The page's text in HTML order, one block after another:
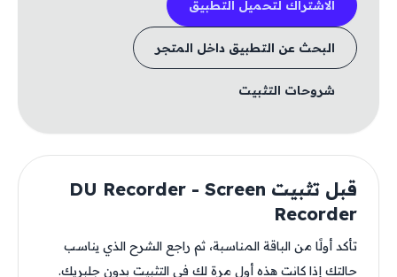
الاشتراك لتحميل التطبيق
البحث عن التطبيق داخل المتجر
شروحات التثبيت
قبل تثبيت DU Recorder - Screen
Recorder
تأكد أولًا من الباقة المناسبة، ثم راجع الشرح الذي يناسب
حالتك إذا كانت هذه أول مرة لك في التثبيت بدون جلبريك.